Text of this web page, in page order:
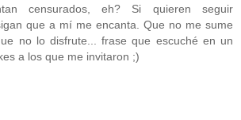
censurados, eh? Si quieren seguir
que a mí me encanta. Que no me sume
no lo disfrute... frase que escuché en un
a los que me invitaron ;)